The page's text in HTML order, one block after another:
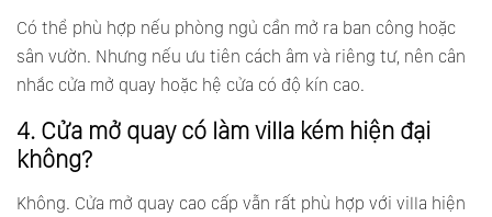
Có thể phù hợp nếu phòng ngủ cần mở ra ban công hoặc
sân vườn. Nhưng nếu ưu tiên cách âm và riêng tư, nên cân
nhắc cửa mở quay hoặc hệ cửa có độ kín cao.
4. Cửa mở quay có làm villa kém hiện đại
không?
Không. Cửa mở quay cao cấp vẫn rất phù hợp với villa hiện